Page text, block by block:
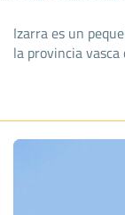
Izarra es un
la provincia vasca